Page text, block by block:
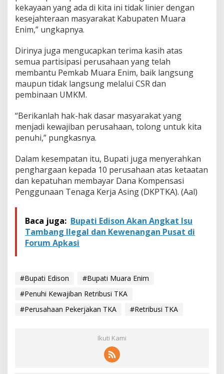
kekayaan yang ada di kita ini tidak linier dengan
kesejahteraan masyarakat Kabupaten Muara
Enim,” ungkapnya.
Dirinya juga mengucapkan terima kasih atas
semua partisipasi perusahaan yang telah
membantu Pemkab Muara Enim, baik langsung
maupun tidak langsung melalui CSR dan
pembinaan UMKM.
“Berikanlah hak-hak dasar masyarakat yang
menjadi kewajiban perusahaan, tolong untuk kita
penuhi,” pungkasnya.
Dalam kesempatan itu, Bupati juga menyerahkan
penghargaan kepada 10 perusahaan atas ketaatan
dan kepatuhan membayar Dana Kompensasi
Penggunaan Tenaga Kerja Asing (DKPTKA). (Aal)
Baca juga: Bupati Edison Akan Angkat Isu
Tambang Ilegal dan Kewenangan Pusat di
Forum Apkasi
#Bupati Edison
#Bupati Muara Enim
#Penuhi Kewajiban Retribusi TKA
#Perusahaan Pekerjakan TKA
#Retribusi TKA
Ikuti Kami